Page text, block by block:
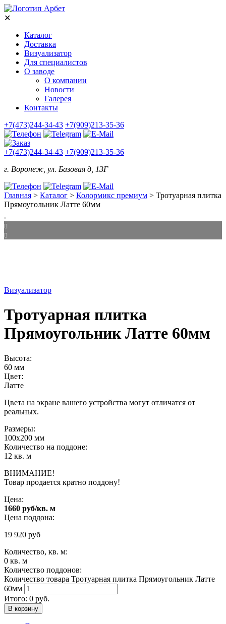
✕
Каталог
Доставка
Визуализатор
Для специалистов
О заводе
О компании
Новости
Галерея
Контакты
+7(473)244-34-43 +7(909)213-35-36
+7(473)244-34-43 +7(909)213-35-36
г. Воронеж, ул. Базовая д, 13Г
Главная > Каталог > Колормикс премиум > Тротуарная плитка
Прямоугольник Латте 60мм
Визуализатор
Тротуарная плитка
Прямоугольник Латте 60мм
Высота:
60 мм
Цвет:
Латте
Цвета на экране вашего устройства могут отличатся от
реальных.
Размеры:
100х200 мм
Количество на поддоне:
12 кв. м
ВНИМАНИЕ!
Товар продается кратно поддону!
Цена:
1660 руб/кв. м
Цена поддона:
19 920 руб
Количество, кв. м:
0 кв. м
Количество поддонов:
Количество товара Тротуарная плитка Прямоугольник Латте
60мм
Итого: 0 руб.
В корзину